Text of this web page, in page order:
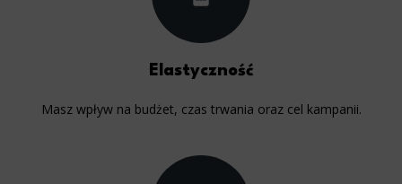
Elastyczność
Masz wpływ na budżet, czas trwania oraz cel kampanii.